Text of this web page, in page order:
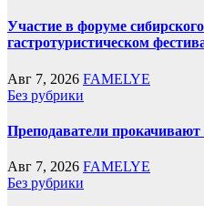
Участие в форуме
гастротуристическом
Авг 7, 2026 FAMELYE
Без рубрики
Преподаватели
Авг 7, 2026 FAMELYE
Без рубрики